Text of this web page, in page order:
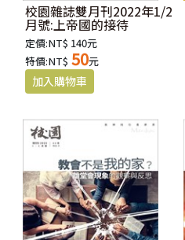
校園雜誌雙月刊2022年1/2
月號:上帝國的接待
定價:NT$ 140元
特價:NT$ 50元